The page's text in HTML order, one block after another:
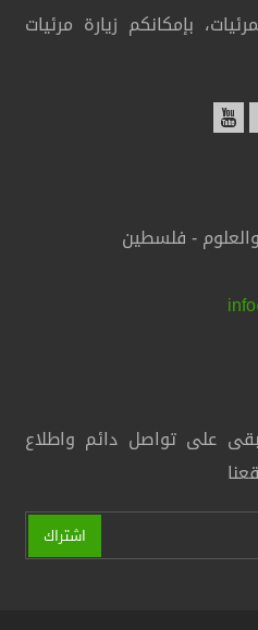
بإمكانكم زيارة مرئيات
والعلوم - فلسطين
على تواصل دائم واطلاع